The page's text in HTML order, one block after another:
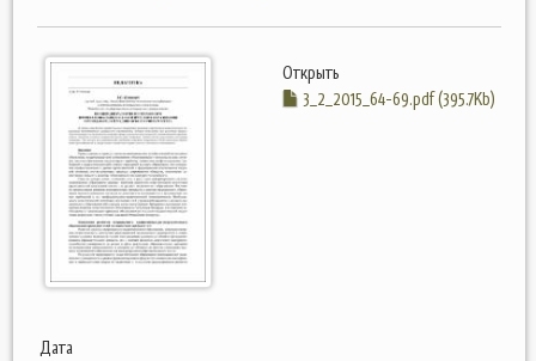
Открыть
3_2_2015_64-69.pdf (395.7Kb)
Дата